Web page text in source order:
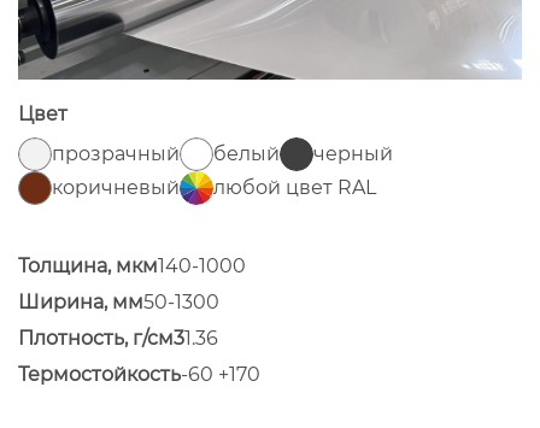
Цвет
прозрачный
белый
черный
коричневый
любой цвет RAL
Толщина, мкм140-1000
Ширина, мм50-1300
Плотность, г/см31.36
Термостойкость-60 +170